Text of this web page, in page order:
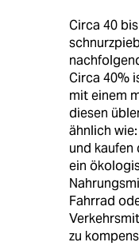
Circa 40
Circa 40%
mit einem
diesen
ähnlich
und kaufen
ein
Fahrrad
zu